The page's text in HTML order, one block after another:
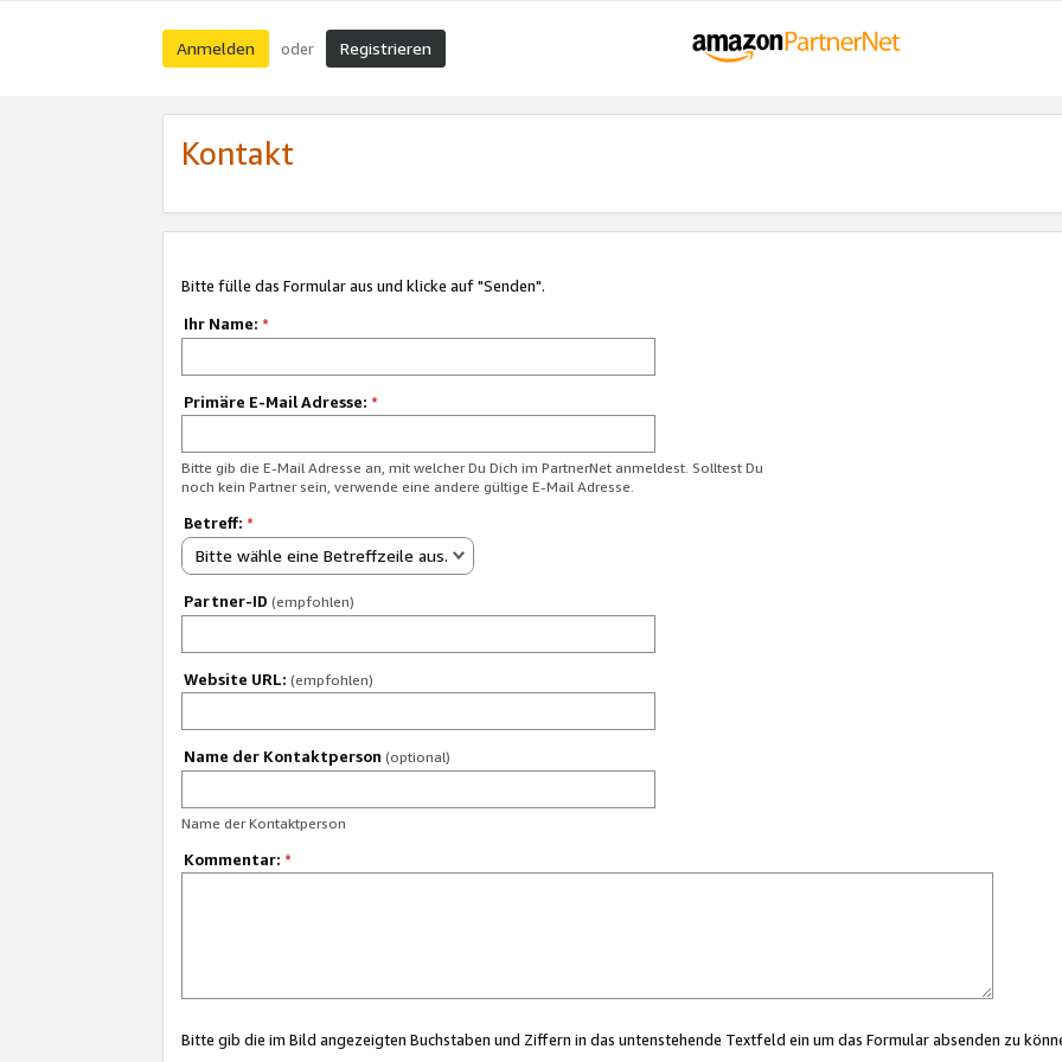
Anmelden oder Registrieren
Kontakt
Bitte fülle das Formular aus und klicke auf "Senden".
Ihr Name: *
Primäre E-Mail Adresse: *
Bitte gib die E-Mail Adresse an, mit welcher Du Dich im PartnerNet anmeldest. Solltest Du
noch kein Partner sein, verwende eine andere gültige E-Mail Adresse.
Betreff: *
Bitte wähle eine Betreffzeile aus.
Partner-ID (empfohlen)
Website URL: (empfohlen)
Name der Kontaktperson (optional)
Name der Kontaktperson
Kommentar: *
Bitte gib die im Bild angezeigten Buchstaben und Ziffern in das untenstehende Textfeld ein um das Formular absenden zu